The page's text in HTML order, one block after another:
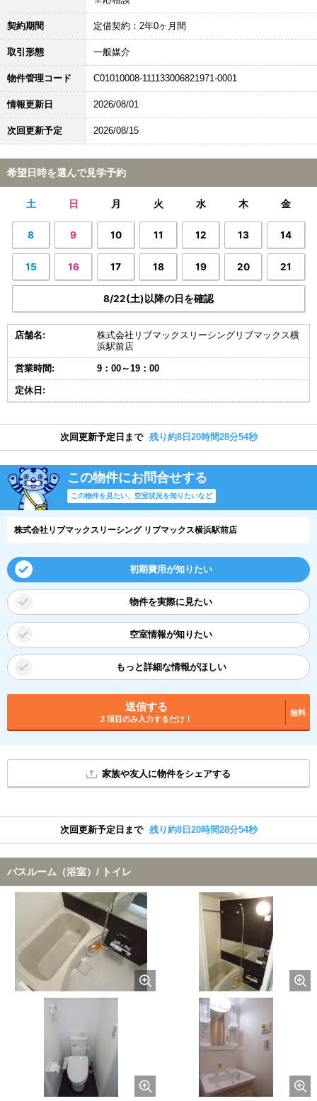
契約期間 定借契約：2年0ヶ月間
取引形態 一般媒介
物件管理コード C01010008-111133006821971-0001
情報更新日 2026/08/01
次回更新予定 2026/08/15
希望日時を選んで見学予約
土 日 月 火 水 木 金
8 9 10 11 12 13 14
15 16 17 18 19 20 21
8/22(土)以降の日を確認
店舗名:
株式会社リブマックスリーシングリブマックス横
浜駅前店
営業時間: 9：00～19：00
定休日:
次回更新予定日まで 残り約8日20時間28分54秒
この物件にお問合せする
この物件を見たい、空室状況を知りたいなど
株式会社リブマックスリーシング リブマックス横浜駅前店
初期費用が知りたい
物件を実際に見たい
空室情報が知りたい
もっと詳細な情報がほしい
送信する
2 項目のみ入力するだけ！
無料
家族や友人に物件をシェアする
次回更新予定日まで 残り約8日20時間28分54秒
バスルーム（浴室）/ トイレ